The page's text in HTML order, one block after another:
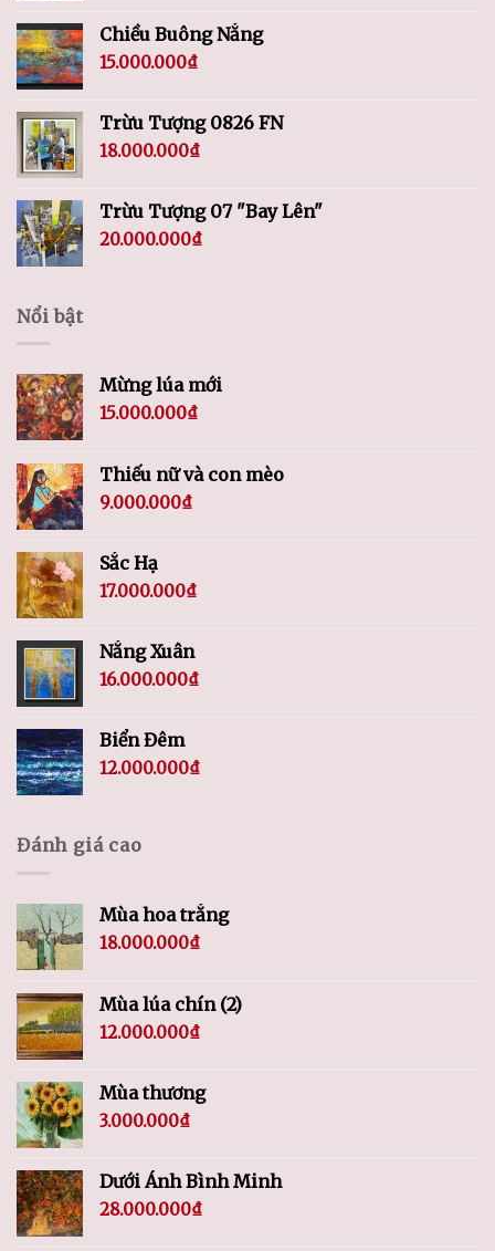
Chiều Buông Nắng
15.000.000₫
Trừu Tượng 0826 FN
18.000.000₫
Trừu Tượng 07 "Bay Lên"
20.000.000₫
Nổi bật
Mừng lúa mới
15.000.000₫
Thiếu nữ và con mèo
9.000.000₫
Sắc Hạ
17.000.000₫
Nắng Xuân
16.000.000₫
Biển Đêm
12.000.000₫
Đánh giá cao
Mùa hoa trắng
18.000.000₫
Mùa lúa chín (2)
12.000.000₫
Mùa thương
3.000.000₫
Dưới Ánh Bình Minh
28.000.000₫